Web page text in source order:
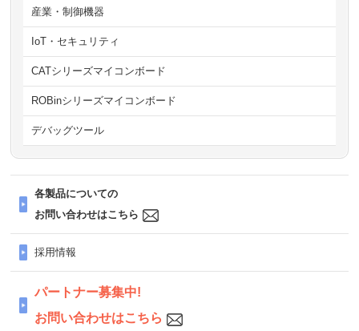
産業・制御機器
IoT・セキュリティ
CATシリーズマイコンボード
ROBinシリーズマイコンボード
デバッグツール
各製品についての
お問い合わせはこちら
採用情報
パートナー募集中!
お問い合わせはこちら